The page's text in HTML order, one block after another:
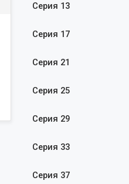
Серия 13
Серия 17
Серия 21
Серия 25
Серия 29
Серия 33
Серия 37